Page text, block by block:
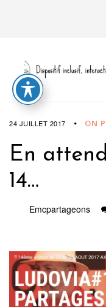
24 JUILLET 2017 ON
En
14…
Emcpartageons